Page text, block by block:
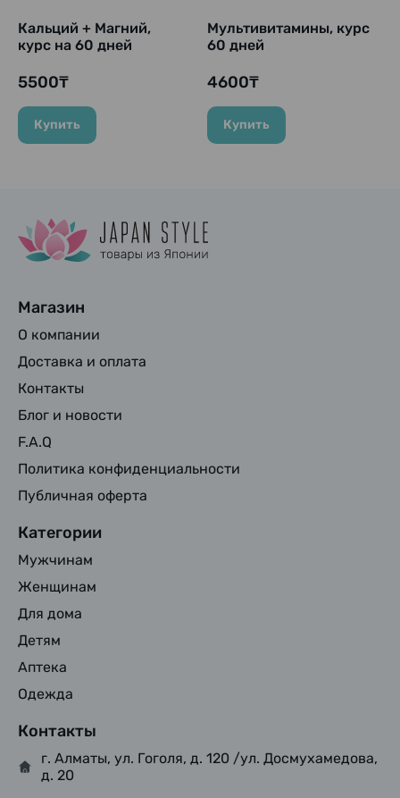
Кальций + Магний,
курс на 60 дней
5500₸
Купить
Мультивитамины, курс
60 дней
4600₸
Купить
Магазин
О компании
Доставка и оплата
Контакты
Блог и новости
F.A.Q
Политика конфиденциальности
Публичная оферта
Категории
Мужчинам
Женщинам
Для дома
Детям
Аптека
Одежда
Контакты
г. Алматы, ул. Гоголя, д. 120 /ул. Досмухамедова,
д. 20